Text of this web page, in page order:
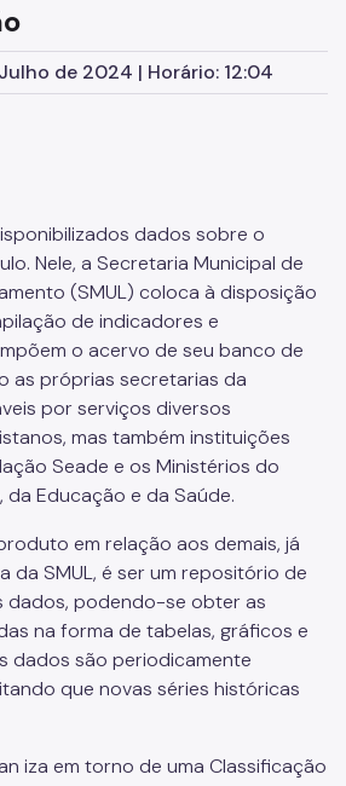
Solo
de 2024 | Horário: 12:04
dados sobre o
Nele, a Secretaria Municipal de
(SMUL) coloca à disposição
de indicadores e
o acervo de seu banco de
as próprias secretarias da
por serviços diversos
mas também instituições
Seade e os Ministérios do
da Educação e da Saúde.
em relação aos demais, já
da SMUL, é ser um repositório de
dados, podendo-se obter as
na forma de tabelas, gráficos e
dados são periodicamente
que novas séries históricas
iza em torno de uma Classificação